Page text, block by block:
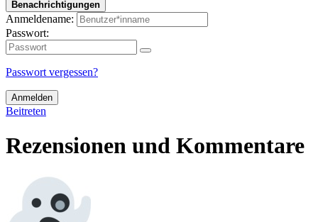
Benachrichtigungen
Anmeldename:
Passwort:
Passwort vergessen?
Anmelden
Beitreten
Rezensionen und Kommentare